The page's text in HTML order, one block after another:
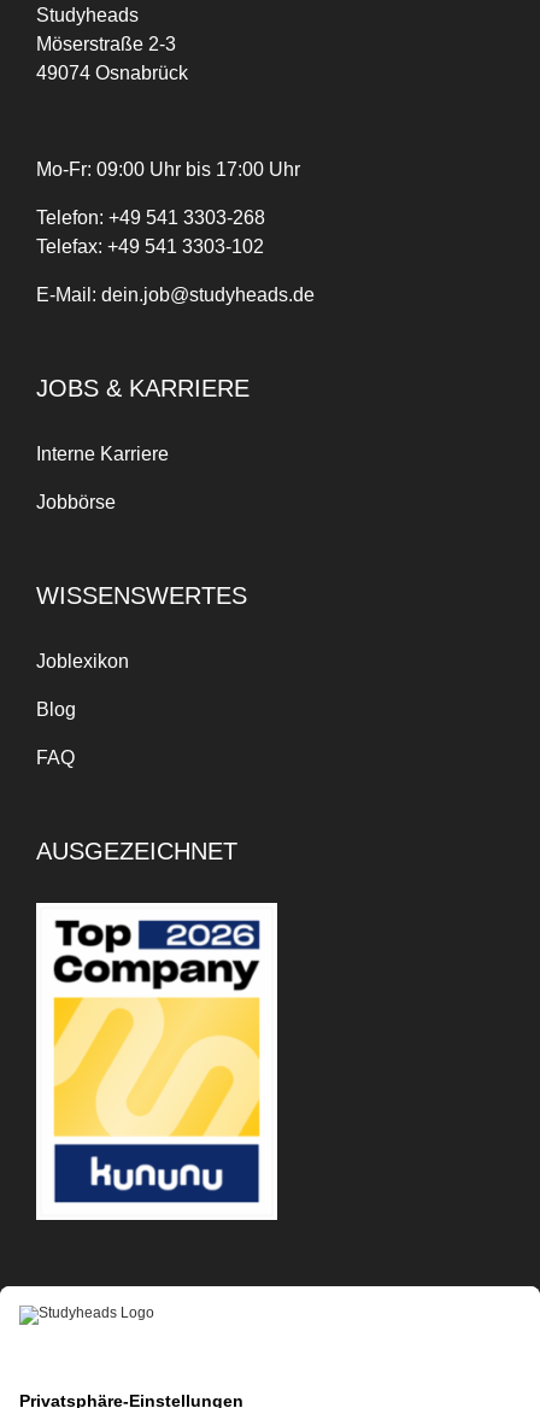
Studyheads
Möserstraße 2-3
49074 Osnabrück
Mo-Fr: 09:00 Uhr bis 17:00 Uhr
Telefon: +49 541 3303-268
Telefax: +49 541 3303-102
E-Mail: dein.job@studyheads.de
JOBS & KARRIERE
Interne Karriere
Jobbörse
WISSENSWERTES
Joblexikon
Blog
FAQ
AUSGEZEICHNET